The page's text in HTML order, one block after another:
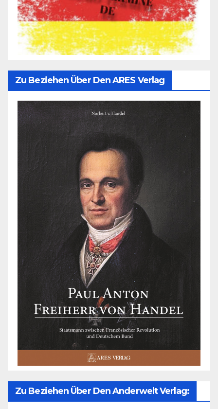
Zu Beziehen Über Den ARES Verlag
Zu Beziehen Über Den Anderwelt Verlag: